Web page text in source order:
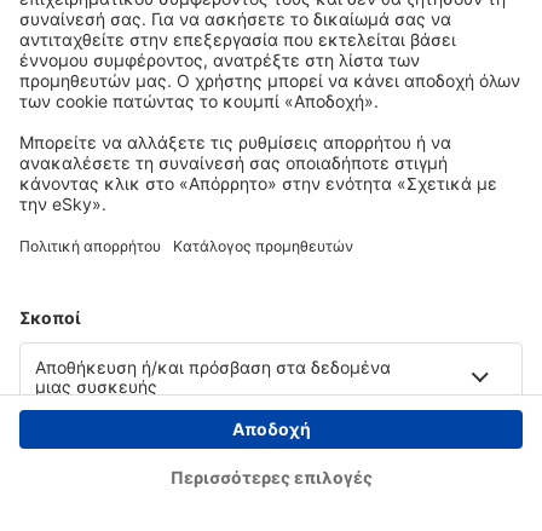
Copyright © eSky.gr. Με την επιφύλαξη παντός νομίμου δικαιώματος.